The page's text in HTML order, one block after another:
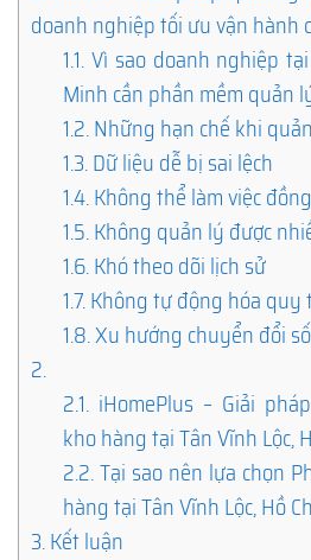
doanh nghiệp tối ưu vận hành
1.1. Vì sao doanh nghiệp
Minh cần phần mềm quản
1.2.Những hạn chế khi
1.3.Dữ liệu dễ bị sai lệch
1.4.Không thể làm việc
1.5.Không quản lý được
1.6.Khó theo dõi lịch sử
1.7.Không tự động hóa quy
1.8.Xu hướng chuyển đổi
2.
2.1. iHomePlus – Giải
kho hàng tại Tân Vĩnh Lộc,
2.2.Tại sao nên lựa chọn
hàng tại Tân Vĩnh Lộc, Hồ
3.Kết luận